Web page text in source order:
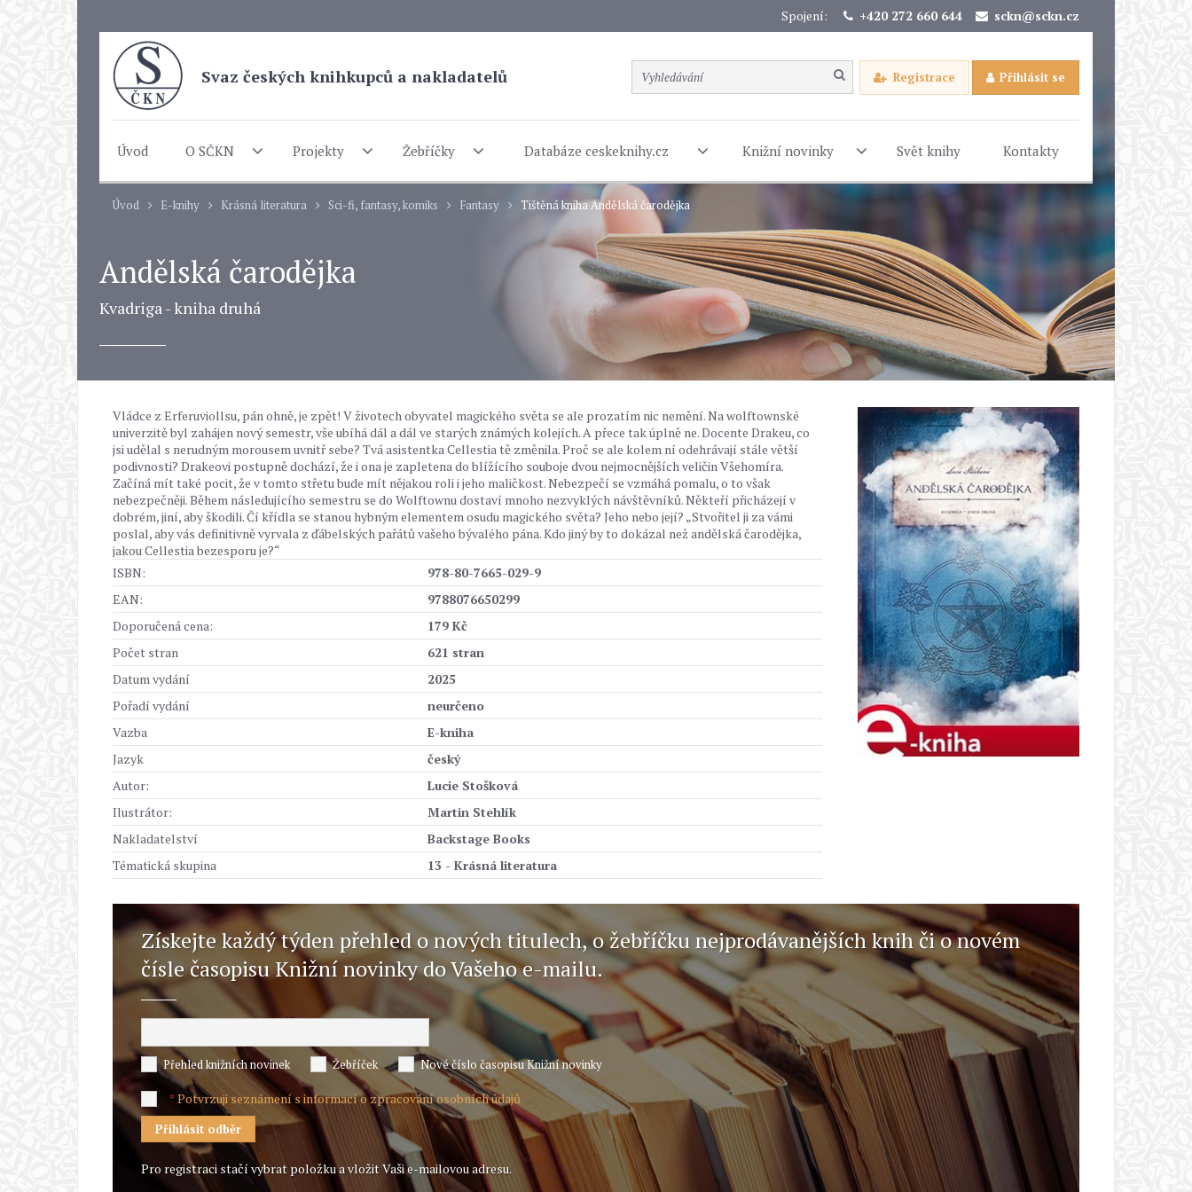
Spojení: +420 272 660 644 sckn@sckn.cz
Svaz českých knihkupců a nakladatelů Registrace Přihlásit se
Úvod O SČKN Projekty Žebříčky Databáze ceskeknihy.cz Knižní novinky Svět knihy Kontakty
Úvod E-knihy Krásná literatura Sci-fi, fantasy, komiks Fantasy Tištěná kniha Andělská čarodějka
Andělská čarodějka
Kvadriga - kniha druhá
Vládce z Erferuviollsu, pán ohně, je zpět! V životech obyvatel magického světa se ale prozatím nic nemění. Na wolftownské
univerzitě byl zahájen nový semestr, vše ubíhá dál a dál ve starých známých kolejích. A přece tak úplně ne. Docente Drakeu, co
jsi udělal s nerudným morousem uvnitř sebe? Tvá asistentka Cellestia tě změnila. Proč se ale kolem ní odehrávají stále větší
podivnosti? Drakeovi postupně dochází, že i ona je zapletena do blížícího souboje dvou nejmocnějších veličin Všehomíra.
Začíná mít také pocit, že v tomto střetu bude mít nějakou roli i jeho maličkost. Nebezpečí se vzmáhá pomalu, o to však
nebezpečněji. Během následujícího semestru se do Wolftownu dostaví mnoho nezvyklých návštěvníků. Někteří přicházejí v
dobrém, jiní, aby škodili. Čí křídla se stanou hybným elementem osudu magického světa? Jeho nebo její? „Stvořitel ji za vámi
poslal, aby vás definitivně vyrvala z ďábelských pařátů vašeho bývalého pána. Kdo jiný by to dokázal než andělská čarodějka,
jakou Cellestia bezesporu je?“
ISBN:
978-80-7665-029-9
EAN:
9788076650299
Doporučená cena:
179 Kč
Počet stran
621 stran
Datum vydání
2025
Pořadí vydání
neurčeno
Vazba
E-kniha
Jazyk
český
Autor:
Lucie Stošková
Ilustrátor:
Martin Stehlík
Nakladatelství
Backstage Books
Tématická skupina
13 - Krásná literatura
Získejte každý týden přehled o nových titulech, o žebříčku nejprodávanějších knih či o novém
čísle časopisu Knižní novinky do Vašeho e-mailu.
Přehled knižních novinek Žebříček Nové číslo časopisu Knižní novinky
*Potvrzuji seznámení s informací o zpracování osobních údajů
Pro registraci stačí vybrat položku a vložit Vaši e-mailovou adresu.